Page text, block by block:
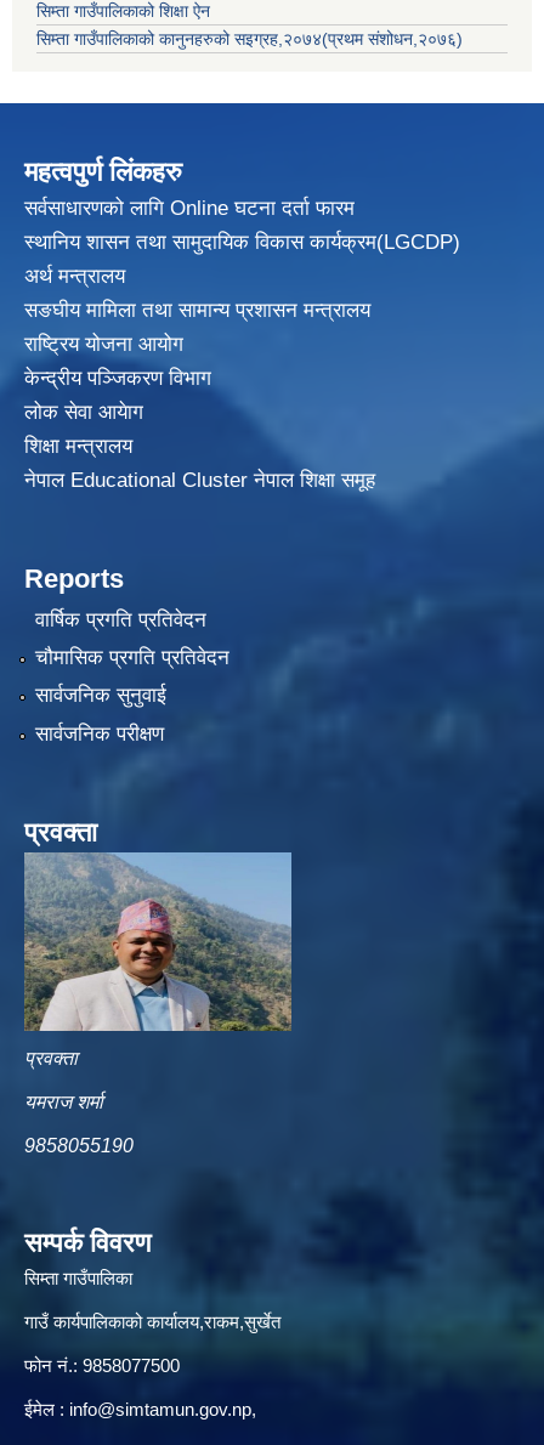
सिम्ता गाउँपालिकाको शिक्षा ऐन
सिम्ता गाउँपालिकाको कानुनहरुको सइग्रह,२०७४(प्रथम संशोधन,२०७६)
महत्वपुर्ण लिंकहरु
सर्वसाधारणको लागि Online घटना दर्ता फारम
स्थानिय शासन तथा सामुदायिक विकासकार्यक्रम(LGCDP)
अर्थ मन्त्रालय
सङघीय मामिला तथा सामान्य प्रशासन मन्त्रालय
राष्ट्रिय योजना आयोग
केन्द्रीय पञ्जिकरण विभाग
लोक सेवा आयेाग
शिक्षा मन्त्रालय
नेपाल Educational Cluster नेपाल शिक्षा समूह
Reports
वार्षिक प्रगति प्रतिवेदन
चौमासिक प्रगति प्रतिवेदन
सार्वजनिक सुनुवाई
सार्वजनिक परीक्षण
प्रवक्ता
प्रवक्ता
यमराज शर्मा
9858055190
सम्पर्क विवरण
सिम्ता गाउँपालिका
गाउँ कार्यपालिकाको कार्यालय,राकम,सुर्खेत
फोन नं.: 9858077500
ईमेल‌ : info@simtamun.gov.np,